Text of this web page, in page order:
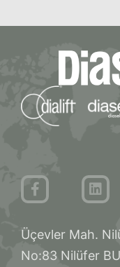
Üçevler Mah.
No:83 Nilüfer